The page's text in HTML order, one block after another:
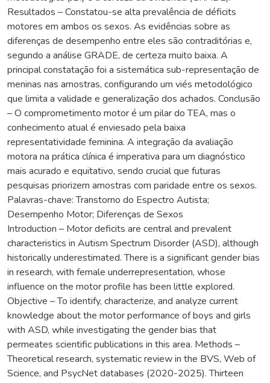
Resultados – Constatou-se alta prevalência de déficits
motores em ambos os sexos. As evidências sobre as
diferenças de desempenho entre eles são contraditórias e,
segundo a análise GRADE, de certeza muito baixa. A
principal constatação foi a sistemática sub-representação de
meninas nas amostras, configurando um viés metodológico
que limita a validade e generalização dos achados. Conclusão
– O comprometimento motor é um pilar do TEA, mas o
conhecimento atual é enviesado pela baixa
representatividade feminina. A integração da avaliação
motora na prática clínica é imperativa para um diagnóstico
mais acurado e equitativo, sendo crucial que futuras
pesquisas priorizem amostras com paridade entre os sexos.
Palavras-chave: Transtorno do Espectro Autista;
Desempenho Motor; Diferenças de Sexos
Introduction – Motor deficits are central and prevalent
characteristics in Autism Spectrum Disorder (ASD), although
historically underestimated. There is a significant gender bias
in research, with female underrepresentation, whose
influence on the motor profile has been little explored.
Objective – To identify, characterize, and analyze current
knowledge about the motor performance of boys and girls
with ASD, while investigating the gender bias that
permeates scientific publications in this area. Methods –
Theoretical research, systematic review in the BVS, Web of
Science, and PsycNet databases (2020-2025). Thirteen